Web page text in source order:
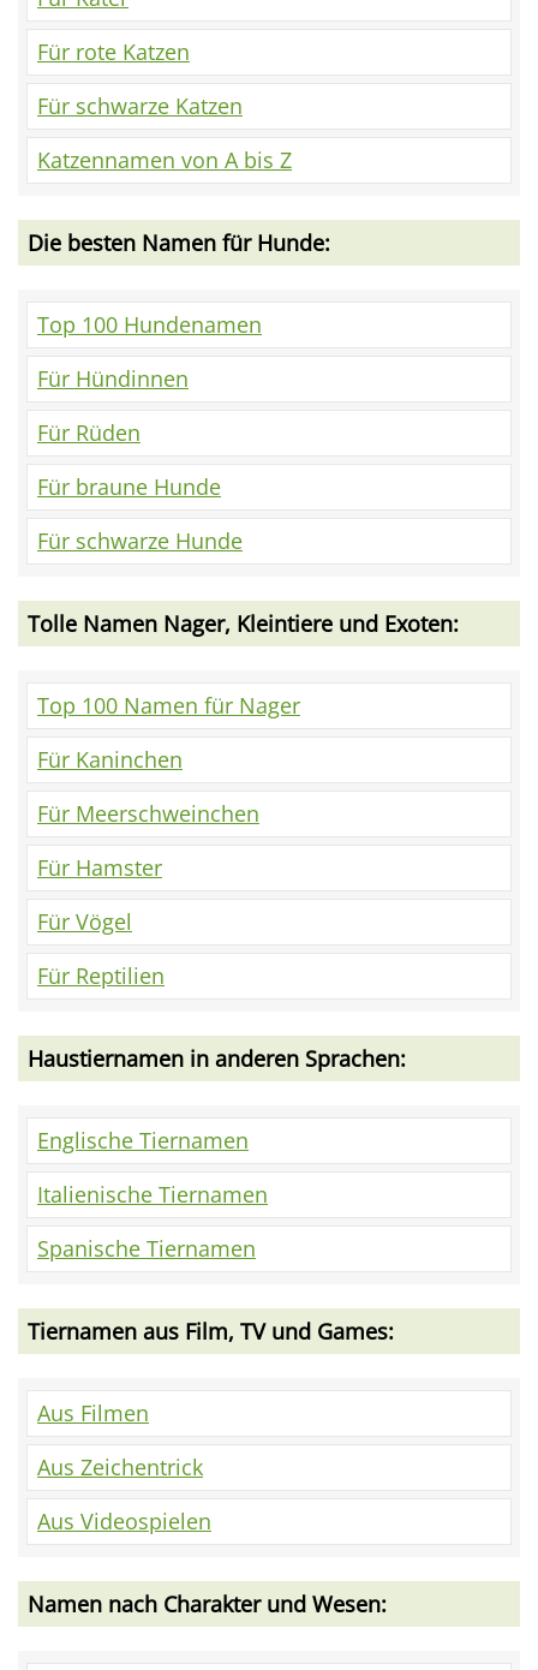
Für rote Katzen
Für schwarze Katzen
Katzennamen von A bis Z
Die besten Namen für Hunde:
Top 100 Hundenamen
Für Hündinnen
Für Rüden
Für braune Hunde
Für schwarze Hunde
Tolle Namen Nager, Kleintiere und Exoten:
Top 100 Namen für Nager
Für Kaninchen
Für Meerschweinchen
Für Hamster
Für Vögel
Für Reptilien
Haustiernamen in anderen Sprachen:
Englische Tiernamen
Italienische Tiernamen
Spanische Tiernamen
Tiernamen aus Film, TV und Games:
Aus Filmen
Aus Zeichentrick
Aus Videospielen
Namen nach Charakter und Wesen: